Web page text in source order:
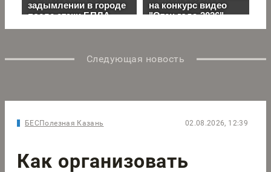
Следующая новость
БЕСПолезная Казань 02.08.2026, 12:39
Как организовать